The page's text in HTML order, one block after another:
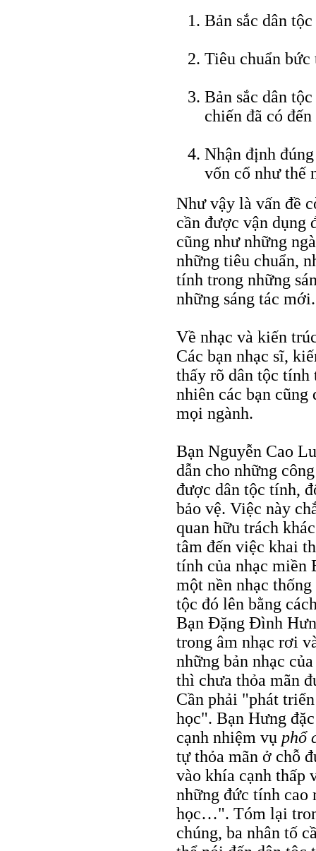
Bản sắc dân
Tiêu chuẩn bức
Bản sắc dân
chiến đã có
Nhận định
vốn cổ như thế
Như vậy là vấn đề
cần được vận dụng
cũng như những
những tiêu chuẩn,
tính trong những
những sáng tác mới.
Về nhạc và kiến
Các bạn nhạc sĩ,
thấy rõ dân tộc tính
nhiên các bạn
mọi ngành.
Bạn Nguyễn Cao
dẫn cho những
được dân tộc tính,
bảo vệ. Việc này
quan hữu trách
tâm đến việc khai
tính của nhạc miền
một nền nhạc
tộc đó lên bằng
Bạn Đặng Đình
trong âm nhạc rơi
những bản nhạc
thì chưa thỏa mãn
Cần phải "phát
học". Bạn Hưng
cạnh nhiệm vụ phổ
tự thỏa mãn ở chỗ
vào khía cạnh thấp
những đức tính cao
học…". Tóm lại
chúng, ba nhân tố